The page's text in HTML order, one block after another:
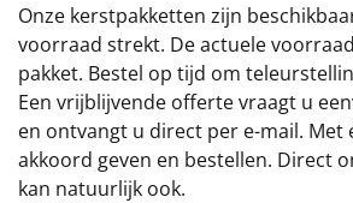
Particulier
Kerstgeschenken 2026
Relatiegeschenken
Onze kerstpakketten zijn
voorraad strekt. De actuele
pakket. Bestel op tijd om
Een vrijblijvende offerte vraagt u
en ontvangt u direct per e-mail. Met
akkoord geven en bestellen. Direct
kan natuurlijk ook.